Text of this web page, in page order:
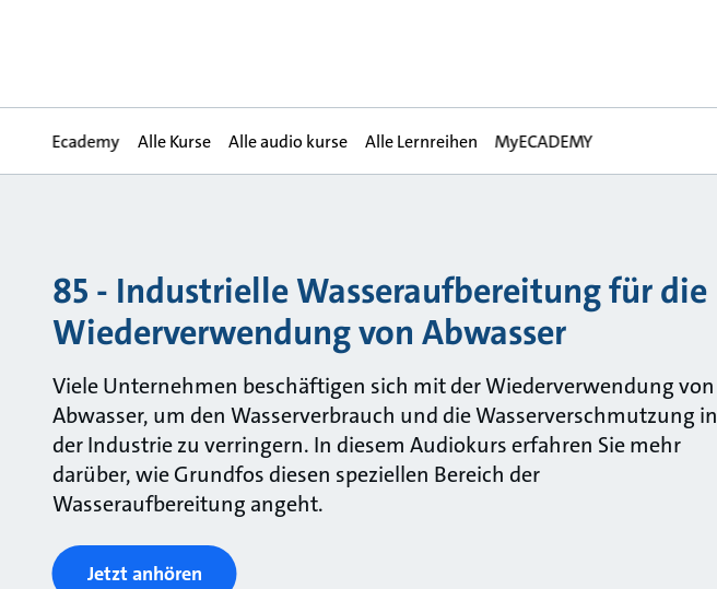
Ecademy Alle Kurse Alle audio kurse Alle Lernreihen MyECADEMY
85 - Industrielle Wasseraufbereitung für die
Wiederverwendung von Abwasser
Viele Unternehmen beschäftigen sich mit der Wiederverwendung von
Abwasser, um den Wasserverbrauch und die Wasserverschmutzung in
der Industrie zu verringern. In diesem Audiokurs erfahren Sie mehr
darüber, wie Grundfos diesen speziellen Bereich der
Wasseraufbereitung angeht.
Jetzt anhören